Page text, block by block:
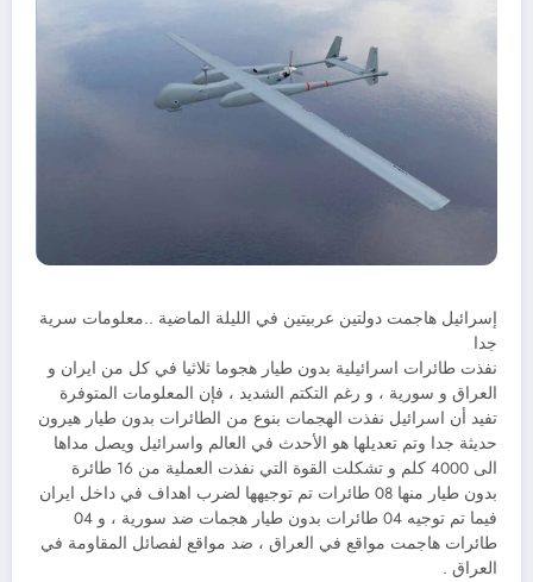
إسرائيل هاجمت دولتين عربيتين في الليلة الماضية ..معلومات سرية
جدا
نفذت طائرات اسرائيلية بدون طيار هجوما ثلاثيا في كل من ايران و
العراق و سورية ، و رغم التكتم الشديد ، فإن المعلومات المتوفرة
تفيد أن اسرائيل نفذت الهجمات بنوع من الطائرات بدون طيار هيرون
حديثة جدا وتم تعديلها هو الأحدث في العالم واسرائيل ويصل مداها
الى 4000 كلم و تشكلت القوة التي نفذت العملية من 16 طائرة
بدون طيار منها 08 طائرات تم توجيهها لضرب اهداف في داخل ايران
فيما تم توجيه 04 طائرات بدون طيار هجمات ضد سورية ، و 04
طائرات هاجمت مواقع في العراق ، ضد مواقع لفصائل المقاومة في
العراق .